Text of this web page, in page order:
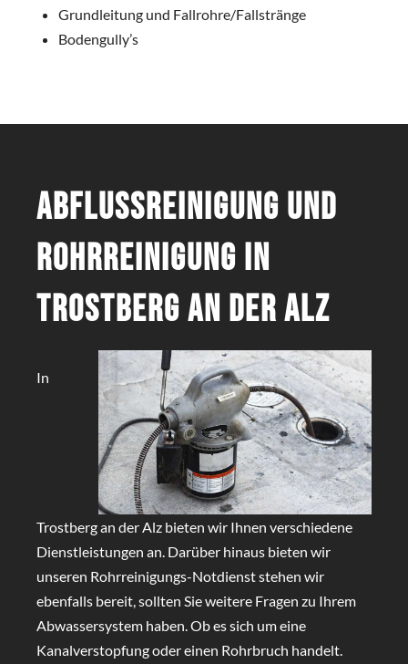
Grundleitung und Fallrohre/Fallstränge
Bodengully’s
Abflussreinigung und
Rohrreinigung in
Trostberg an der Alz
In
Trostberg an der Alz bieten wir Ihnen verschiedene
Dienstleistungen an. Darüber hinaus bieten wir
unseren Rohrreinigungs-Notdienst stehen wir
ebenfalls bereit, sollten Sie weitere Fragen zu Ihrem
Abwassersystem haben. Ob es sich um eine
Kanalverstopfung oder einen Rohrbruch handelt.